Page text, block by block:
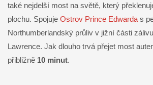
také nejdelší most na světě, který
plochu. Spojuje Ostrov Prince Edwarda s
Northumberlandský průliv v jižní části
Lawrence. Jak dlouho trvá přejet most
přibližně 10 minut.